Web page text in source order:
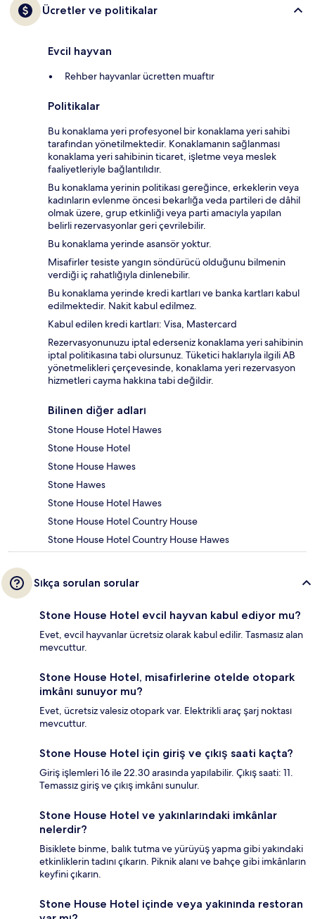
Ücretler ve politikalar
Evcil hayvan
Rehber hayvanlar ücretten muaftır
Politikalar
Bu konaklama yeri profesyonel bir konaklama yeri sahibi
tarafından yönetilmektedir. Konaklamanın sağlanması
konaklama yeri sahibinin ticaret, işletme veya meslek
faaliyetleriyle bağlantılıdır.
Bu konaklama yerinin politikası gereğince, erkeklerin veya
kadınların evlenme öncesi bekarlığa veda partileri de dâhil
olmak üzere, grup etkinliği veya parti amacıyla yapılan
belirli rezervasyonlar geri çevrilebilir.
Bu konaklama yerinde asansör yoktur.
Misafirler tesiste yangın söndürücü olduğunu bilmenin
verdiği iç rahatlığıyla dinlenebilir.
Bu konaklama yerinde kredi kartları ve banka kartları kabul
edilmektedir. Nakit kabul edilmez.
Kabul edilen kredi kartları: Visa, Mastercard
Rezervasyonunuzu iptal ederseniz konaklama yeri sahibinin
iptal politikasına tabi olursunuz. Tüketici haklarıyla ilgili AB
yönetmelikleri çerçevesinde, konaklama yeri rezervasyon
hizmetleri cayma hakkına tabi değildir.
Bilinen diğer adları
Stone House Hotel Hawes
Stone House Hotel
Stone House Hawes
Stone Hawes
Stone House Hotel Hawes
Stone House Hotel Country House
Stone House Hotel Country House Hawes
Sıkça sorulan sorular
Stone House Hotel evcil hayvan kabul ediyor mu?
Evet, evcil hayvanlar ücretsiz olarak kabul edilir. Tasmasız alan
mevcuttur.
Stone House Hotel, misafirlerine otelde otopark
imkânı sunuyor mu?
Evet, ücretsiz valesiz otopark var. Elektrikli araç şarj noktası
mevcuttur.
Stone House Hotel için giriş ve çıkış saati kaçta?
Giriş işlemleri 16 ile 22.30 arasında yapılabilir. Çıkış saati: 11.
Temassız giriş ve çıkış imkânı sunulur.
Stone House Hotel ve yakınlarındaki imkânlar
nelerdir?
Bisiklete binme, balık tutma ve yürüyüş yapma gibi yakındaki
etkinliklerin tadını çıkarın. Piknik alanı ve bahçe gibi imkânların
keyfini çıkarın.
Stone House Hotel içinde veya yakınında restoran